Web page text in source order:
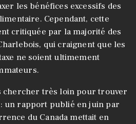
les bénéfices excessifs des
Cependant, cette
critiquée par la majorité des
qui craignent que les
ne soient ultimement
chercher très loin pour trouver
un rapport publié en juin par
du Canada mettait en